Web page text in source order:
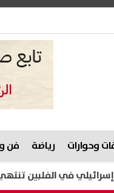
وحوارات رياضة فن
تنتهي بتغريم